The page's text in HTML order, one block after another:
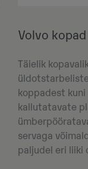
Volvo kopad
Täielik
koppadest
kallutatavate
servaga
paljudel eri liiki